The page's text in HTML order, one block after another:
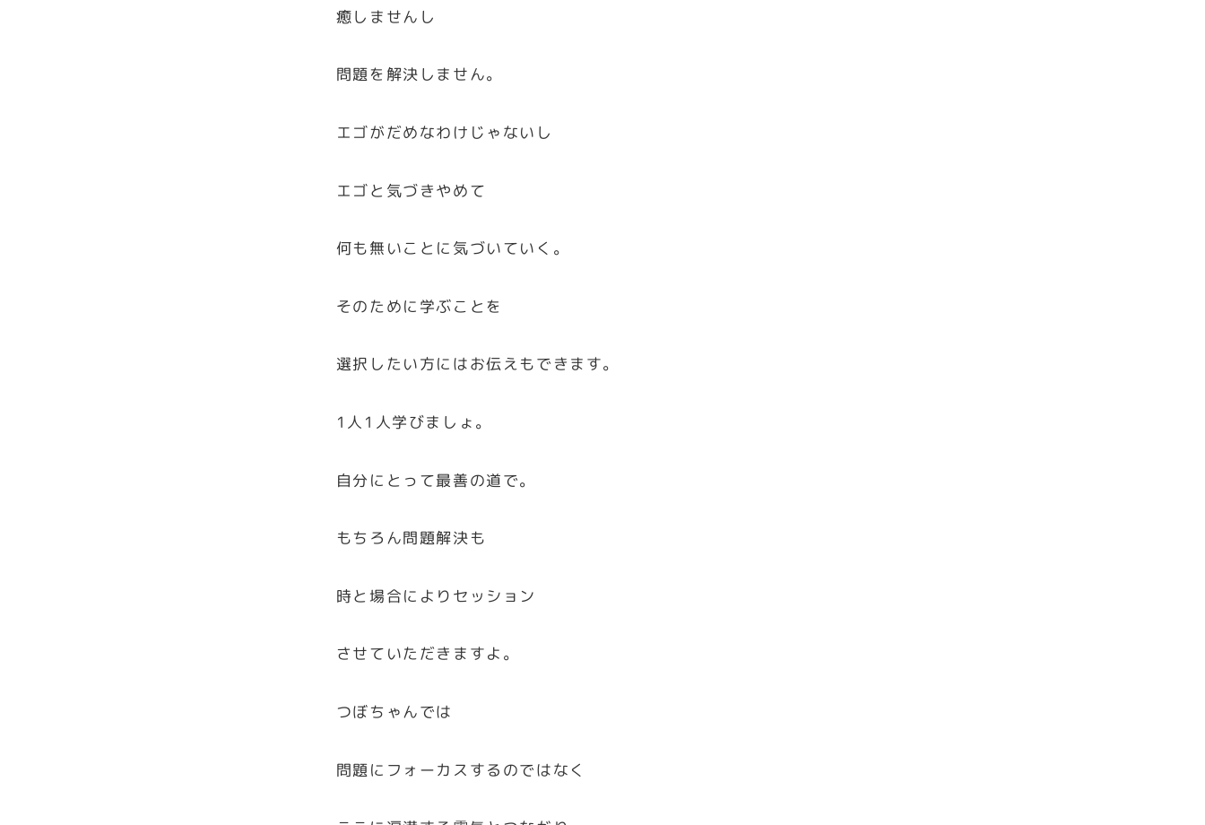
癒しませんし
問題を解決しません。
エゴがだめなわけじゃないし
エゴと気づきやめて
何も無いことに気づいていく。
そのために学ぶことを
選択したい方にはお伝えもできます。
1人1人学びましょ。
自分にとって最善の道で。
もちろん問題解決も
時と場合によりセッション
させていただきますよ。
つぼちゃんでは
問題にフォーカスするのではなく